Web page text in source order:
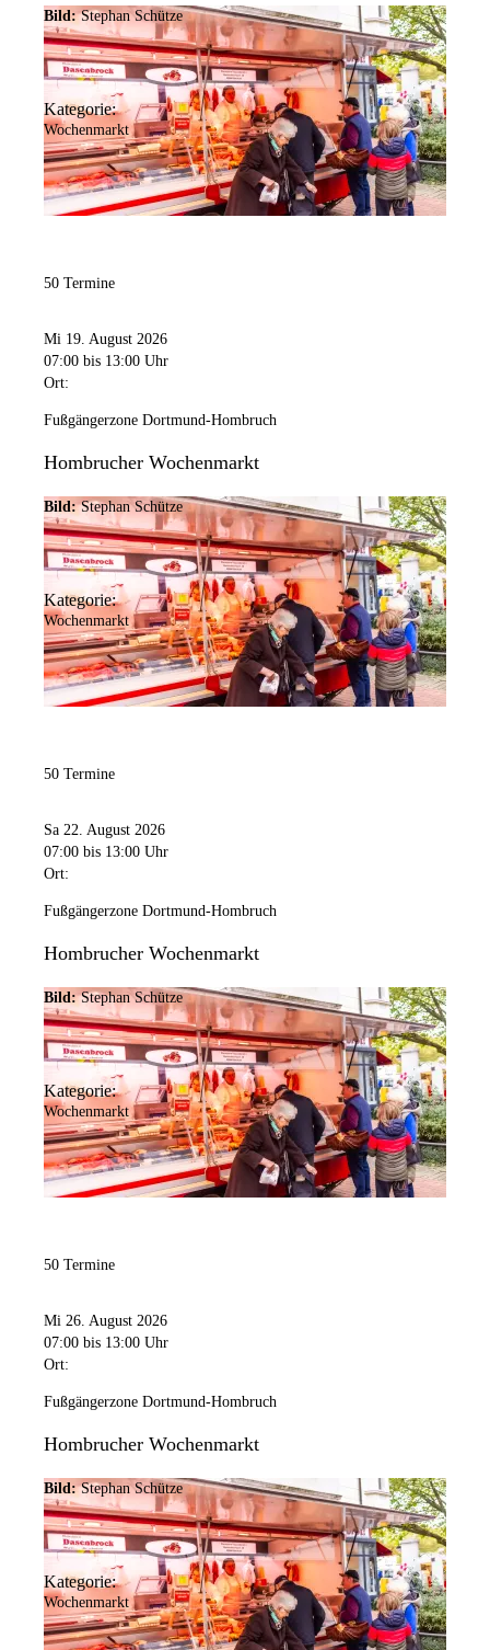
Bild: Stephan Schütze
Kategorie:
Wochenmarkt
50 Termine
Mi 19. August 2026
07:00 bis 13:00 Uhr
Ort:
Fußgängerzone Dortmund-Hombruch
Hombrucher Wochenmarkt
Bild: Stephan Schütze
Kategorie:
Wochenmarkt
50 Termine
Sa 22. August 2026
07:00 bis 13:00 Uhr
Ort:
Fußgängerzone Dortmund-Hombruch
Hombrucher Wochenmarkt
Bild: Stephan Schütze
Kategorie:
Wochenmarkt
50 Termine
Mi 26. August 2026
07:00 bis 13:00 Uhr
Ort:
Fußgängerzone Dortmund-Hombruch
Hombrucher Wochenmarkt
Bild: Stephan Schütze
Kategorie:
Wochenmarkt